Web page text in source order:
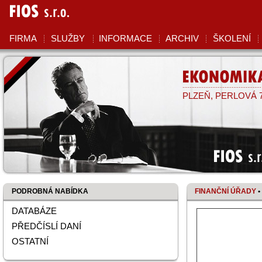
FIOS
FIRMA SLUŽBY INFORMACE ARCHIV ŠKOLENÍ
PLZEŇ, PERLOVÁ
FIOS
FINANČNÍ ÚŘADY
PODROBNÁ NABÍDKA
DATABÁZE
PŘEDČÍSLÍ DANÍ
OSTATNÍ